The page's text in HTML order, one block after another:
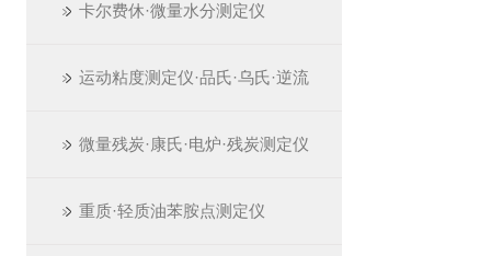
卡尔费休·微量水分测定仪
运动粘度测定仪·品氏·乌氏·逆流
微量残炭·康氏·电炉·残炭测定仪
重质·轻质油苯胺点测定仪